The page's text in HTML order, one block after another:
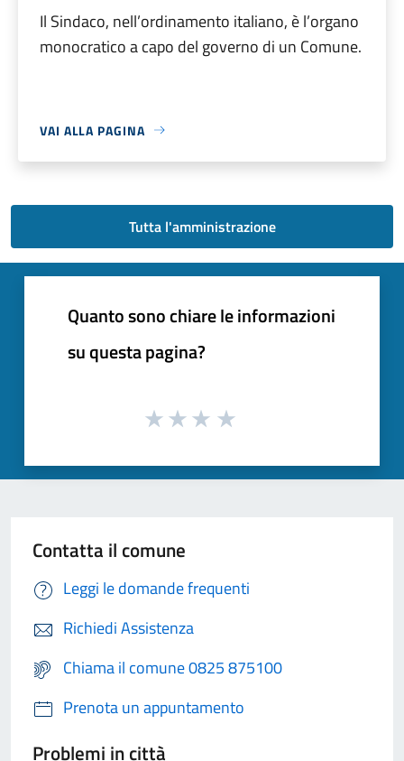
Il Sindaco, nell’ordinamento italiano, è l’organo
monocratico a capo del governo di un Comune.
VAI ALLA PAGINA
Tutta l'amministrazione
Quanto sono chiare le informazioni
su questa pagina?
Contatta il comune
Leggi le domande frequenti
Richiedi Assistenza
Chiama il comune 0825 875100
Prenota un appuntamento
Problemi in città